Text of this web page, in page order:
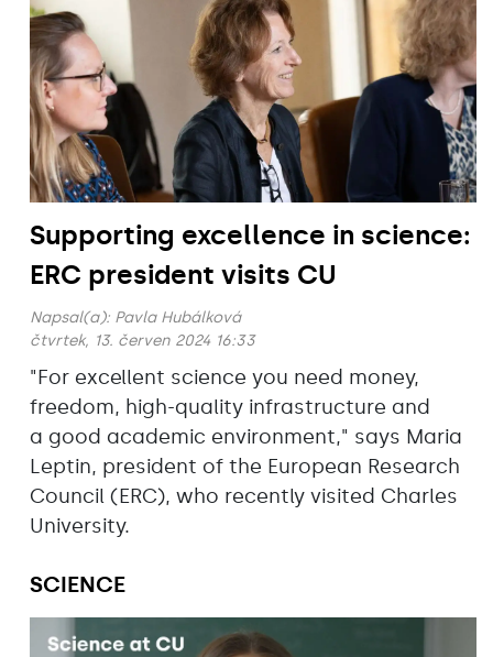
Supporting excellence in science:
ERC president visits CU
Napsal(a): Pavla Hubálková
čtvrtek, 13. červen 2024 16:33
"For excellent science you need money,
freedom, high-quality infrastructure and
a good academic environment," says Maria
Leptin, president of the European Research
Council (ERC), who recently visited Charles
University.
SCIENCE